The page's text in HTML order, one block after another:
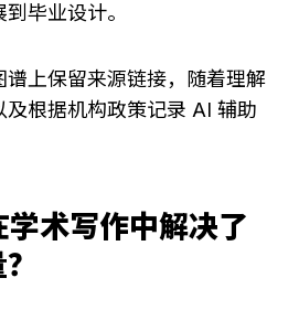
毕业设计。
上保留来源链接，随着理解
及根据机构政策记录 AI 辅助
术写作中解决了